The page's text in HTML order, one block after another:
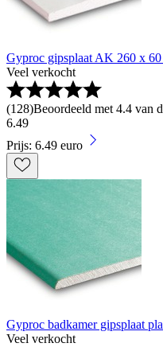
Gyproc gipsplaat AK 260 x
Veel verkocht
(128)Beoordeeld met 4.4 van
6.49
Prijs: 6.49 euro
Gyproc badkamer gipsplaat
Veel verkocht